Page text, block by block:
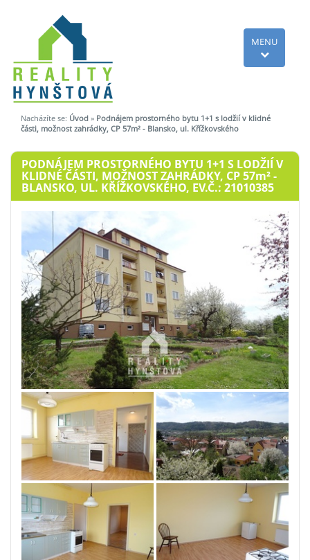
MENU
Nacházíte se: Úvod » Podnájem prostorného bytu 1+1 s lodžií v klidné
části, možnost zahrádky, CP 57m² - Blansko, ul. Křížkovského
PODNÁJEM PROSTORNÉHO BYTU 1+1 S LODŽIÍ V
KLIDNÉ ČÁSTI, MOŽNOST ZAHRÁDKY, CP 57m²-
BLANSKO, UL. KŘÍŽKOVSKÉHO, EV.Č.: 21010385